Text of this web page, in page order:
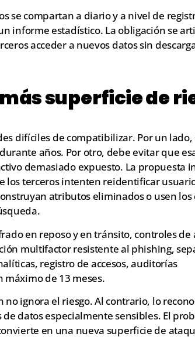
se compartan a diario y a nivel de
informe estadístico. La obligación se
acceder a nuevos datos sin
superficie de
difíciles de compatibilizar. Por un
años. Por otro, debe evitar que
demasiado expuesto. La propuesta
terceros intenten reidentificar
atributos eliminados o usen los
en reposo y en tránsito, controles de
multifactor resistente al phishing,
registro de accesos, auditorías
de 13 meses.
ignora el riesgo. Al contrario, lo
datos especialmente sensibles. El
en una nueva superficie de